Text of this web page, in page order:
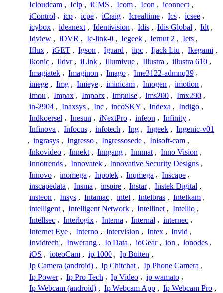
Icloudcam , Iclp , iCMS , Icom , Icon , iconnect ,
iControl , icp , icpe , iCraig , Icrealtime , Ics , icsee ,
icybox , ideanext , Identivision , Idis , Idis Global , Idt ,
Idview , iDVR , Ie-link-0 , Iegeek , Iernut 2 , Iets ,
Iflux , iGET , Igson , Iguard , iipc , Ijack Liu , Ikegami ,
Ikonic , Ildvr , iLink , Illumivue , Illustra , illustra 610 ,
Imagiatek , Imaginon , Imago , Ime3122-admnq39 ,
imege , Img , Imieye , iminicam , Imogen , imotion ,
Imou , Impax , Imporx , Impulse , Ims200 , Imx290 ,
in-2904 , Inaxsys , Inc , incoSKY , Indexa , Indigo ,
Indkoersel , Inesun , iNextPro , infeon , Infinity ,
Infinova , Infocus , infotech , Ing , Ingeek , Ingenic-v01
, ingrasys , Ingresso , Ingressosede , Inisoft-cam ,
Inkovideo , Innekt , Inngang , Innmat , Inno Vision ,
Innotrends , Innovatek , Innovative Security Designs ,
Innovo , inomega , Inpotek , Inqmega , Inscape ,
inscapedata , Insma , inspire , Instar , Instek Digital ,
insteon , Insys , Intamac , intel , Intelbras , Intelkam ,
intelligent , Intelligent Network , Intellinet , Intellio ,
Intellsec , Interlogix , Interna , Internal , internec ,
Internet Eye , Interno , Intervision , Intex , Invid ,
Invidtech , Inwerang , Io Data , ioGear , ion , ionodes ,
iOS , ioteoCam , ip 1000 , Ip Buiten ,
Ip Camera (android) , Ip Chitchat , Ip Phone Camera ,
Ip Power , Ip Pro Tech , Ip Video , ip wamato ,
Ip Webcam (android) , Ip Webcam App , Ip Webcam Pro ,